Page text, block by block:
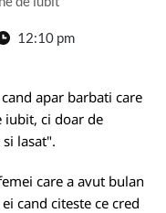
12:10 pm
apar barbati care
iubit, ci doar de
lasat".
care a avut bulan
cand citeste ce cred